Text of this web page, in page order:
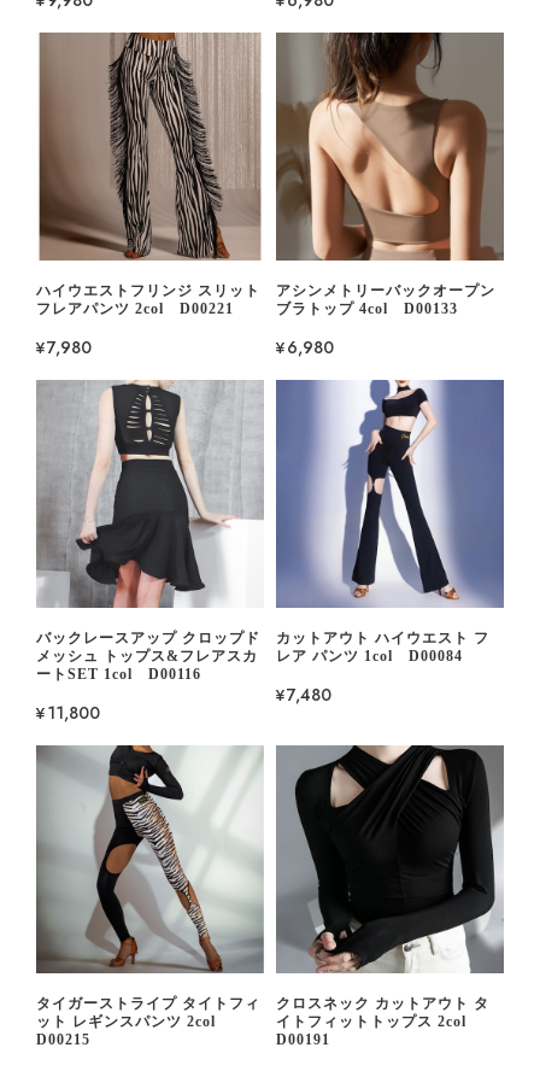
ハイウエストフリンジ スリット
フレアパンツ 2col D00221
¥7,980
アシンメトリーバックオープン
ブラトップ 4col D00133
¥6,980
バックレースアップ クロップド
メッシュ トップス&フレアスカ
ートSET 1col D00116
¥11,800
カットアウト ハイウエスト フ
レア パンツ 1col D00084
¥7,480
タイガーストライプ タイトフィ
ット レギンスパンツ 2col
D00215
クロスネック カットアウト タ
イトフィットトップス 2col
D00191